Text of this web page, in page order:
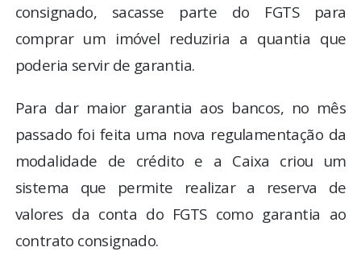
consignado, sacasse parte do FGTS para
comprar um imóvel reduziria a quantia que
poderia servir de garantia.
Para dar maior garantia aos bancos, no mês
passado foi feita uma nova regulamentação da
modalidade de crédito e a Caixa criou um
sistema que permite realizar a reserva de
valores da conta do FGTS como garantia ao
contrato consignado.